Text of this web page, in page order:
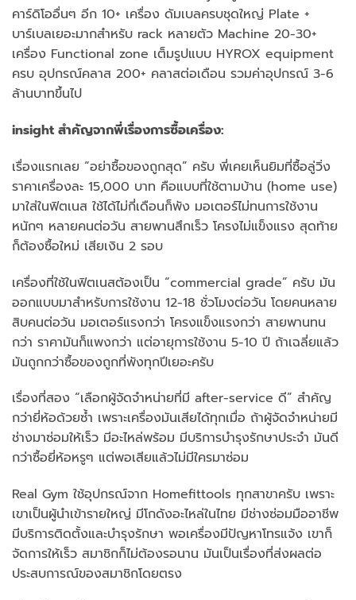
คาร์ดิโออื่นๆ อีก 10+ เครื่อง ดัมเบลครบชุดใหญ่ Plate +
บาร์เบลเยอะมากสำหรับ rack หลายตัว Machine 20-30+
เครื่อง Functional zone เต็มรูปแบบ HYROX equipment
ครบ อุปกรณ์คลาส 200+ คลาสต่อเดือน รวมค่าอุปกรณ์ 3-6
ล้านบาทขึ้นไป
insight สำคัญจากพี่เรื่องการซื้อเครื่อง:
เรื่องแรกเลย “อย่าซื้อของถูกสุด” ครับ พี่เคยเห็นยิมที่ซื้อลู่วิ่ง
ราคาเครื่องละ 15,000 บาท คือแบบที่ใช้ตามบ้าน (home use)
มาใส่ในฟิตเนส ใช้ได้ไม่กี่เดือนก็พัง มอเตอร์ไม่ทนการใช้งาน
หนักๆ หลายคนต่อวัน สายพานสึกเร็ว โครงไม่แข็งแรง สุดท้าย
ก็ต้องซื้อใหม่ เสียเงิน 2 รอบ
เครื่องที่ใช้ในฟิตเนสต้องเป็น “commercial grade” ครับ มัน
ออกแบบมาสำหรับการใช้งาน 12-18 ชั่วโมงต่อวัน โดยคนหลาย
สิบคนต่อวัน มอเตอร์แรงกว่า โครงแข็งแรงกว่า สายพานทน
กว่า ราคามันก็แพงกว่า แต่อายุการใช้งาน 5-10 ปี ถ้าเฉลี่ยแล้ว
มันถูกกว่าซื้อของถูกที่พังทุกปีเยอะครับ
เรื่องที่สอง “เลือกผู้จัดจำหน่ายที่มี after-service ดี” สำคัญ
กว่ายี่ห้อด้วยซ้ำ เพราะเครื่องมันเสียได้ทุกเมื่อ ถ้าผู้จัดจำหน่ายมี
ช่างมาซ่อมให้เร็ว มีอะไหล่พร้อม มีบริการบำรุงรักษาประจำ มันดี
กว่าซื้อยี่ห้อหรูๆ แต่พอเสียแล้วไม่มีใครมาซ่อม
Real Gym ใช้อุปกรณ์จาก Homefittools ทุกสาขาครับ เพราะ
เขาเป็นผู้นำเข้ารายใหญ่ มีโกดังอะไหล่ในไทย มีช่างซ่อมมืออาชีพ
มีบริการติดตั้งและบำรุงรักษา พอเครื่องมีปัญหาโทรแจ้ง เขาก็
จัดการให้เร็ว สมาชิกก็ไม่ต้องรอนาน มันเป็นเรื่องที่ส่งผลต่อ
ประสบการณ์ของสมาชิกโดยตรง